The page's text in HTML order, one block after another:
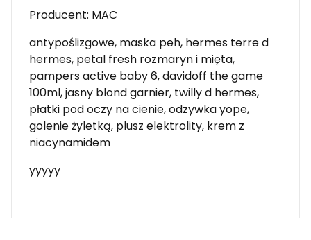
Producent: MAC
antypoślizgowe, maska peh, hermes terre d
hermes, petal fresh rozmaryn i mięta,
pampers active baby 6, davidoff the game
100ml, jasny blond garnier, twilly d hermes,
płatki pod oczy na cienie, odzywka yope,
golenie żyletką, plusz elektrolity, krem z
niacynamidem
yyyyy